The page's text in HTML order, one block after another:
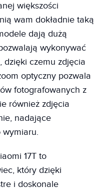
większości
wam dokładnie taką
dają dużą
wykonywać
dzięki czemu zdjęcia
optyczny pozwala
fotografowanych z
również zdjęcia
nadające
wymiaru.
17T to
który dzięki
i doskonale